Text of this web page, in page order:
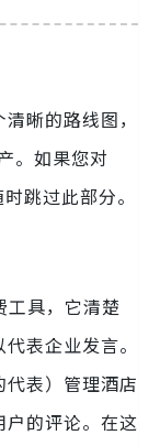
晰的路线图，
。如果您对
跳过此部分。
具，它清楚
表企业发言。
表）管理酒店
的评论。在这